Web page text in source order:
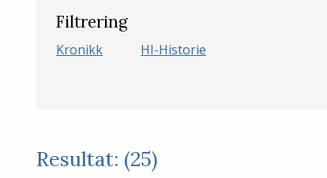
Filtrering
Kronikk HI-Historie
Resultat: (25)